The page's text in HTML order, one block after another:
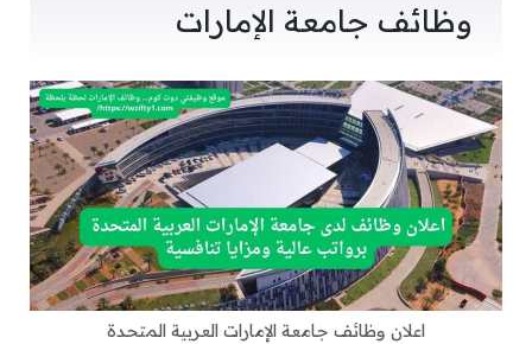
وظائف جامعة الإمارات
اعلان وظائف جامعة الإمارات العربية المتحدة